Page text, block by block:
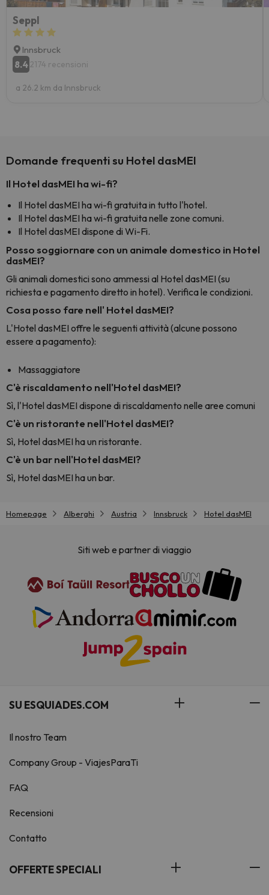
Seppl
Innsbruck
8.42174 recensioni
a 26.2 km da Innsbruck
Domande frequenti su Hotel dasMEI
Il Hotel dasMEI ha wi-fi?
Il Hotel dasMEI ha wi-fi gratuita in tutto l'hotel.
Il Hotel dasMEI ha wi-fi gratuita nelle zone comuni.
Il Hotel dasMEI dispone di Wi-Fi.
Posso soggiornare con un animale domestico in Hotel
dasMEI?
Gli animali domestici sono ammessi al Hotel dasMEI (su
richiesta e pagamento diretto in hotel). Verifica le condizioni.
Cosa posso fare nell' Hotel dasMEI?
L'Hotel dasMEI offre le seguenti attività (alcune possono
essere a pagamento):
Massaggiatore
C'è riscaldamento nell'Hotel dasMEI?
Sì, l'Hotel dasMEI dispone di riscaldamento nelle aree comuni
C'è un ristorante nell'Hotel dasMEI?
Sì, Hotel dasMEI ha un ristorante.
C'è un bar nell'Hotel dasMEI?
Sì, Hotel dasMEI ha un bar.
Homepage Alberghi Austria Innsbruck Hotel dasMEI
Siti web e partner di viaggio
SU ESQUIADES.COM
Il nostro Team
Company Group - ViajesParaTi
FAQ
Recensioni
Contatto
OFFERTE SPECIALI